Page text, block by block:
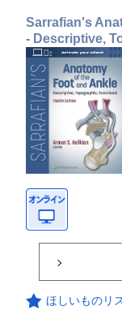
Sarrafian's
- Descriptive,
ほしいものリ